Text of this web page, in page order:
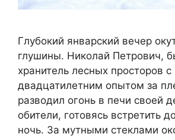
Глубокий январский вечер
глушины. Николай Петрович,
хранитель лесных просторов с
двадцатилетним опытом за
разводил огонь в печи своей
обители, готовясь встретить
ночь. За мутными стеклами